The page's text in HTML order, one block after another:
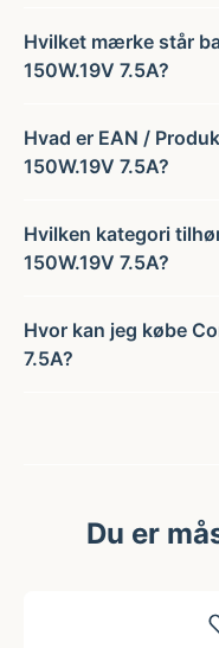
Hvilket mærke står
150W.19V 7.5A?
Hvad er EAN /
150W.19V 7.5A?
Hvilken kategori
150W.19V 7.5A?
Hvor kan jeg købe
7.5A?
Du er